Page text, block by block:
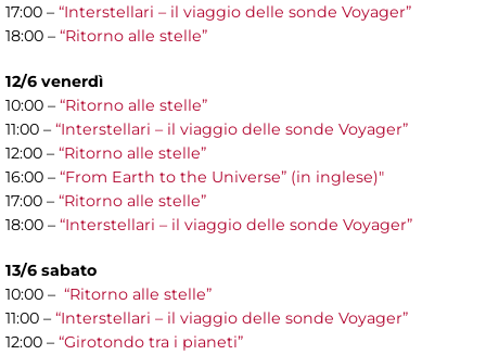
17:00 – “Interstellari – il viaggio delle sonde Voyager”
18:00 – “Ritorno alle stelle”
12/6 venerdì
10:00 – “Ritorno alle stelle”
11:00 – “Interstellari – il viaggio delle sonde Voyager”
12:00 – “Ritorno alle stelle”
16:00 – “From Earth to the Universe” (in inglese)"
17:00 – “Ritorno alle stelle”
18:00 – “Interstellari – il viaggio delle sonde Voyager”
13/6 sabato
10:00 – “Ritorno alle stelle”
11:00 – “Interstellari – il viaggio delle sonde Voyager”
12:00 – “Girotondo tra i pianeti”